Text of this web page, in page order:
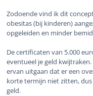
Zodoende vind ik dit
obesitas (bij kinderen)
opgeleiden en minder
De certificaten van 5.000
eventueel je geld
ervan uitgaan dat er een
korte termijn niet zitten,
geld.